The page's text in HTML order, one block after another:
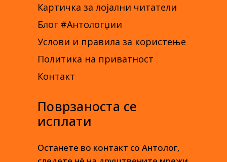
Картичка за лојални читатели
Блог #Антологџии
Услови и правила за користење
Политика на приватност
Контакт
Поврзаноста се
исплати
Останете во контакт со Антолог,